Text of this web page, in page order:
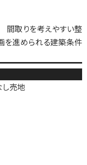
間取りを考えやすい整
を進められる建築条件
売地